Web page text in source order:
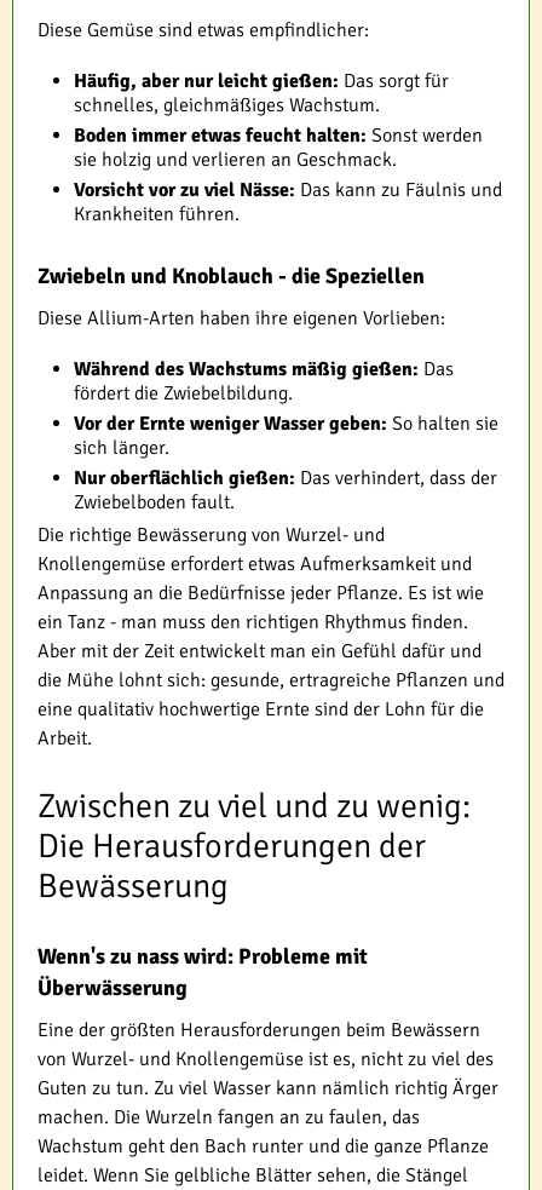
Diese Gemüse sind etwas empfindlicher:
Häufig, aber nur leicht gießen: Das sorgt für
schnelles, gleichmäßiges Wachstum.
Boden immer etwas feucht halten: Sonst werden
sie holzig und verlieren an Geschmack.
Vorsicht vor zu viel Nässe: Das kann zu Fäulnis und
Krankheiten führen.
Zwiebeln und Knoblauch - die Speziellen
Diese Allium-Arten haben ihre eigenen Vorlieben:
Während des Wachstums mäßig gießen: Das
fördert die Zwiebelbildung.
Vor der Ernte weniger Wasser geben: So halten sie
sich länger.
Nur oberflächlich gießen: Das verhindert, dass der
Zwiebelboden fault.
Die richtige Bewässerung von Wurzel- und
Knollengemüse erfordert etwas Aufmerksamkeit und
Anpassung an die Bedürfnisse jeder Pflanze. Es ist wie
ein Tanz - man muss den richtigen Rhythmus finden.
Aber mit der Zeit entwickelt man ein Gefühl dafür und
die Mühe lohnt sich: gesunde, ertragreiche Pflanzen und
eine qualitativ hochwertige Ernte sind der Lohn für die
Arbeit.
Zwischen zu viel und zu wenig:
Die Herausforderungen der
Bewässerung
Wenn's zu nass wird: Probleme mit
Überwässerung
Eine der größten Herausforderungen beim Bewässern
von Wurzel- und Knollengemüse ist es, nicht zu viel des
Guten zu tun. Zu viel Wasser kann nämlich richtig Ärger
machen. Die Wurzeln fangen an zu faulen, das
Wachstum geht den Bach runter und die ganze Pflanze
leidet. Wenn Sie gelbliche Blätter sehen, die Stängel